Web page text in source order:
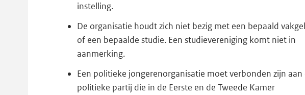
instelling.
De organisatie houdt zich niet bezig met een bepaald
of een bepaalde studie. Een studievereniging komt niet in
aanmerking.
Een politieke jongerenorganisatie moet verbonden zijn aan
politieke partij die in de Eerste en de Tweede Kamer